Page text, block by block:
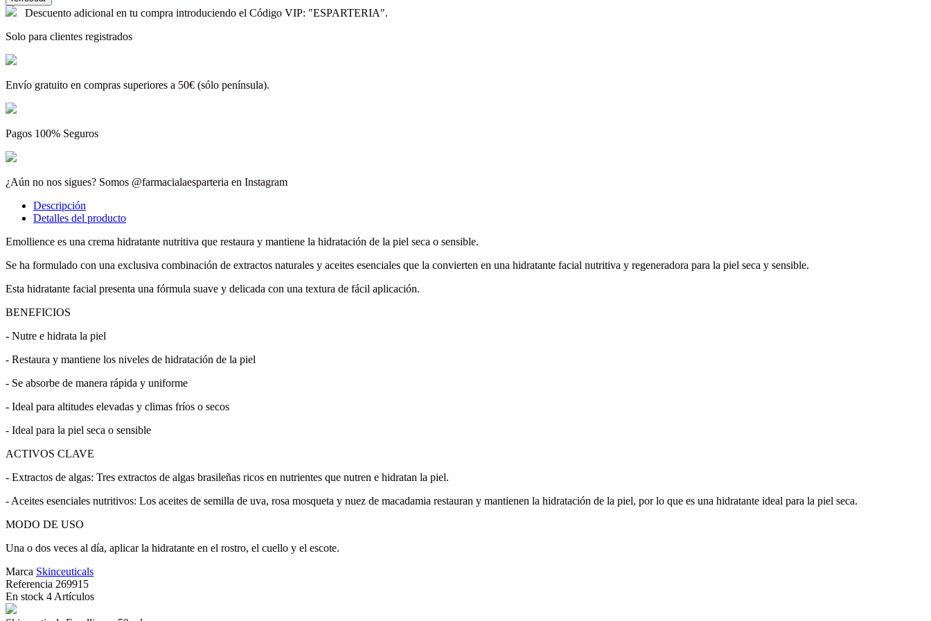
Descuento adicional en tu compra introduciendo el Código VIP: "ESPARTERIA".
Solo para clientes registrados
Envío gratuito en compras superiores a 50€ (sólo península).
Pagos 100% Seguros
¿Aún no nos sigues? Somos @farmacialaesparteria en Instagram
Descripción
Detalles del producto
Emollience es una crema hidratante nutritiva que restaura y mantiene la hidratación de la piel seca o sensible.
Se ha formulado con una exclusiva combinación de extractos naturales y aceites esenciales que la convierten en una hidratante facial nutritiva y regeneradora para la piel seca y sensible.
Esta hidratante facial presenta una fórmula suave y delicada con una textura de fácil aplicación.
BENEFICIOS
- Nutre e hidrata la piel
- Restaura y mantiene los niveles de hidratación de la piel
- Se absorbe de manera rápida y uniforme
- Ideal para altitudes elevadas y climas fríos o secos
- Ideal para la piel seca o sensible
ACTIVOS CLAVE
- Extractos de algas: Tres extractos de algas brasileñas ricos en nutrientes que nutren e hidratan la piel.
- Aceites esenciales nutritivos: Los aceites de semilla de uva, rosa mosqueta y nuez de macadamia restauran y mantienen la hidratación de la piel, por lo que es una hidratante ideal para la piel seca.
MODO DE USO
Una o dos veces al día, aplicar la hidratante en el rostro, el cuello y el escote.
Marca Skinceuticals
Referencia 269915
En stock 4 Artículos